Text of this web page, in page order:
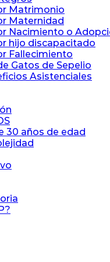
Matrimonio
Maternidad
Nacimiento o
hijo discapacitado
Fallecimiento
Gatos de Sepelio
Asistenciales
30 años de edad